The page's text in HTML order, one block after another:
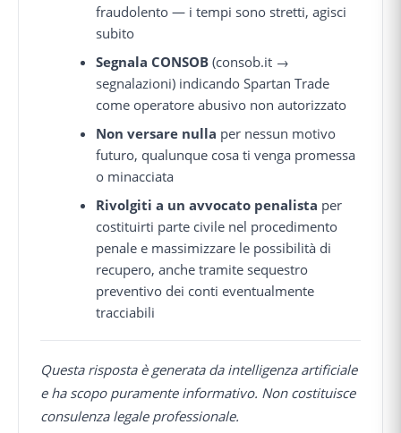
fraudolento — i tempi sono stretti, agisci
subito
Segnala CONSOB (consob.it →
segnalazioni) indicando Spartan Trade
come operatore abusivo non autorizzato
Non versare nulla per nessun motivo
futuro, qualunque cosa ti venga promessa
o minacciata
Rivolgiti a un avvocato penalista per
costituirti parte civile nel procedimento
penale e massimizzare le possibilità di
recupero, anche tramite sequestro
preventivo dei conti eventualmente
tracciabili
Questa risposta è generata da intelligenza artificiale
e ha scopo puramente informativo. Non costituisce
consulenza legale professionale.